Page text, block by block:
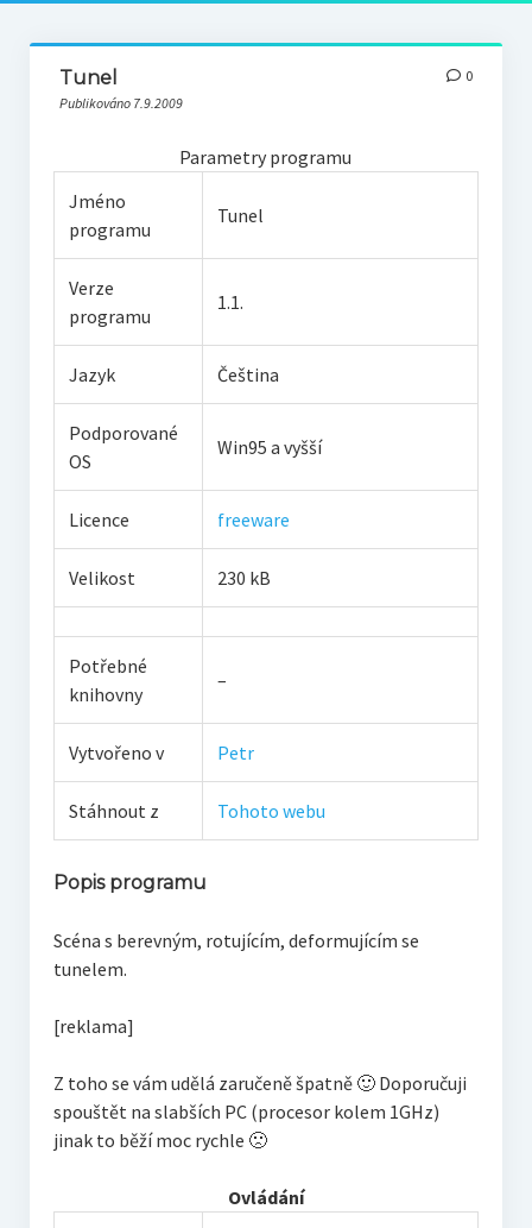
Tunel
Publikováno 7.9.2009
0
Parametry programu
Jméno
programu
Tunel
Verze
programu
1.1.
Jazyk Čeština
Podporované
OS
Win95 a vyšší
Licence freeware
Velikost 230 kB
Potřebné
knihovny
–
Vytvořeno v Petr
Stáhnout z Tohoto webu
Popis programu
Scéna s berevným, rotujícím, deformujícím se
tunelem.
[reklama]
Z toho se vám udělá zaručeně špatně 🙂 Doporučuji
spouštět na slabších PC (procesor kolem 1GHz)
jinak to běží moc rychle 🙁
Ovládání